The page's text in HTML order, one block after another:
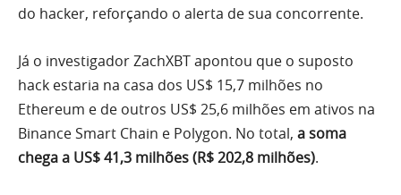
do hacker, reforçando o alerta de sua concorrente.
Já o investigador ZachXBT apontou que o suposto
hack estaria na casa dos US$ 15,7 milhões no
Ethereum e de outros US$ 25,6 milhões em ativos na
Binance Smart Chain e Polygon. No total, a soma
chega a US$ 41,3 milhões (R$ 202,8 milhões).